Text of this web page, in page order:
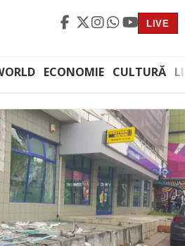
LIVE
ECONOMIE CULTURĂ